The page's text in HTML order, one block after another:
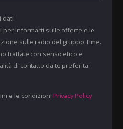
dati
per informarti sulle offerte e le
sulle radio del gruppo Time.
trattate con senso etico e
di contatto da te preferita:
e le condizioni Privacy Policy